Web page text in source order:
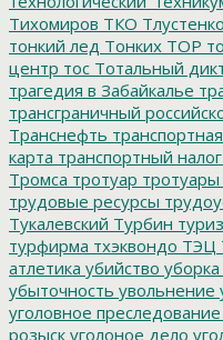
Тихомиров ТКО Тлустенко
тонкий лед Тонких ТОР
центр тос Тотальный
трагедия в Забайкалье
трансграничный
Транснефть
карта транспортный налог
Тромса тротуар тротуары
трудовые ресурсы
Тукалевский Турбин
турфирма тхэквондо ТЭЦ
атлетика убийство
убыточность увольнение
уголовное преследование
розыск уголоное дело